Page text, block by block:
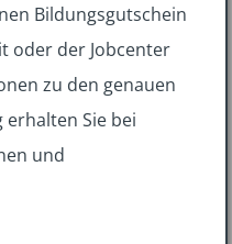
Bildungsgutschein
oder der Jobcenter
zu den genauen
Sie bei
und